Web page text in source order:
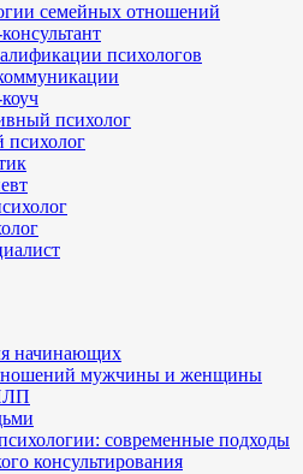
семейных отношений
психологов
психолог
начинающих
мужчины и женщины
современные подходы
консультирования